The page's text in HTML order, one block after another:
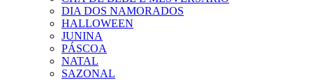
DIA DOS NAMORADOS
HALLOWEEN
JUNINA
PÁSCOA
NATAL
SAZONAL